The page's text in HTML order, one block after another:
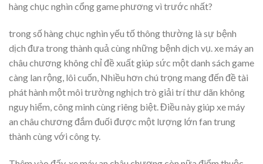
hàng chục nghìn cổng game phương vì trước nhất?
trong số hàng chục nghìn yếu tố thông thường là sự bệnh
dịch đưa trong thành quả cùng những bệnh dịch vụ. xe máy an
châu chương không chỉ đề xuất giúp sức một danh sách game
càng lan rộng, lôi cuốn, Nhiều hơn chú trọng mang đến đề tài
phát hành một môi trường nghịch trò giải trí thư dãn không
nguy hiểm, công minh cùng riêng biệt. Điều này giúp xe máy
an châu chương đắm đuối được một lượng lớn fan trung
thành cùng với công ty.